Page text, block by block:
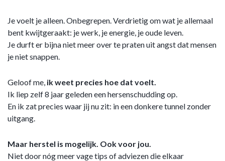
Je voelt je alleen. Onbegrepen. Verdrietig om wat je allemaal
bent kwijtgeraakt: je werk, je energie, je oude leven.
Je durft er bijna niet meer over te praten uit angst dat mensen
je niet snappen.
Geloof me, ik weet precies hoe dat voelt.
Ik liep zelf 8 jaar geleden een hersenschudding op.
En ik zat precies waar jij nu zit: in een donkere tunnel zonder
uitgang.
Maar herstel is mogelijk. Ook voor jou.
Niet door nóg meer vage tips of adviezen die elkaar